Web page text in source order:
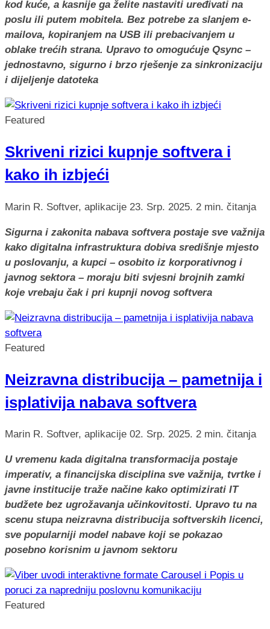
kod kuće, a kasnije ga želite nastaviti uređivati na
poslu ili putem mobitela. Bez potrebe za slanjem e-
mailova, kopiranjem na USB ili prebacivanjem u
oblake trećih strana. Upravo to omogućuje Qsync –
jednostavno, sigurno i brzo rješenje za sinkronizaciju
i dijeljenje datoteka
Featured
Skriveni rizici kupnje softvera i
kako ih izbjeći
Marin R. Softver, aplikacije 23. Srp. 2025. 2 min. čitanja
Sigurna i zakonita nabava softvera postaje sve važnija
kako digitalna infrastruktura dobiva središnje mjesto
u poslovanju, a kupci – osobito iz korporativnog i
javnog sektora – moraju biti svjesni brojnih zamki
koje vrebaju čak i pri kupnji novog softvera
Featured
Neizravna distribucija – pametnija i
isplativija nabava softvera
Marin R. Softver, aplikacije 02. Srp. 2025. 2 min. čitanja
U vremenu kada digitalna transformacija postaje
imperativ, a financijska disciplina sve važnija, tvrtke i
javne institucije traže načine kako optimizirati IT
budžete bez ugrožavanja učinkovitosti. Upravo tu na
scenu stupa neizravna distribucija softverskih licenci,
sve popularniji model nabave koji se pokazao
posebno korisnim u javnom sektoru
Featured